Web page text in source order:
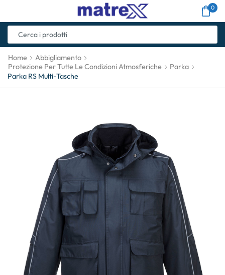
0
Home
Abbigliamento
Protezione Per Tutte Le Condizioni Atmosferiche
Parka
Parka RS Multi-Tasche